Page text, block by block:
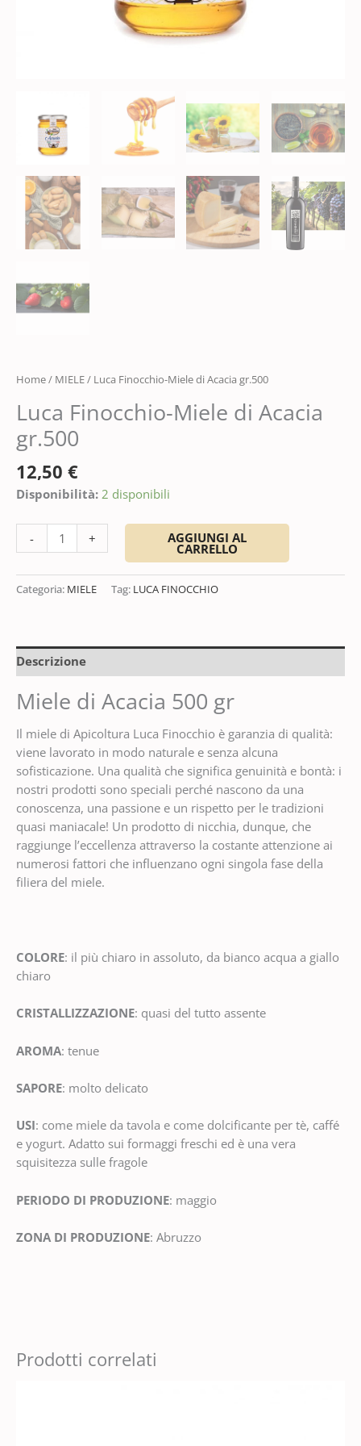
Home/ MIELE/ Luca Finocchio-Miele di Acacia gr.500
Luca Finocchio-Miele di Acacia
gr.500
12,50 €
Disponibilità: 2 disponibili
- + AGGIUNGI AL
CARRELLO
Categoria: MIELE Tag: LUCA FINOCCHIO
Descrizione
Miele di Acacia 500 gr
Il miele di Apicoltura Luca Finocchio è garanzia di qualità:
viene lavorato in modo naturale e senza alcuna
sofisticazione. Una qualità che significa genuinità e bontà: i
nostri prodotti sono speciali perché nascono da una
conoscenza, una passione e un rispetto per le tradizioni
quasi maniacale! Un prodotto di nicchia, dunque, che
raggiunge l’eccellenza attraverso la costante attenzione ai
numerosi fattori che influenzano ogni singola fase della
filiera del miele.
COLORE: il più chiaro in assoluto, da bianco acqua a giallo
chiaro
CRISTALLIZZAZIONE: quasi del tutto assente
AROMA: tenue
SAPORE: molto delicato
USI: come miele da tavola e come dolcificante per tè, caffé
e yogurt. Adatto sui formaggi freschi ed è una vera
squisitezza sulle fragole
PERIODO DI PRODUZIONE: maggio
ZONA DI PRODUZIONE: Abruzzo
Prodotti correlati